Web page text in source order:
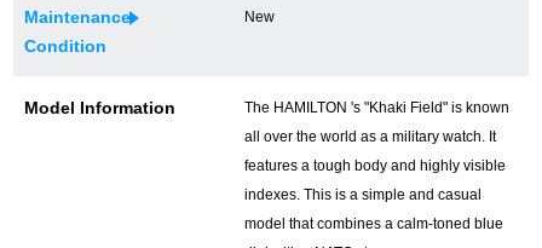
修理依頼をする
Maintenance
Condition
New
Model Information
The HAMILTON 's "Khaki Field" is known
all over the world as a military watch. It
features a tough body and highly visible
indexes. This is a simple and casual
model that combines a calm-toned blue